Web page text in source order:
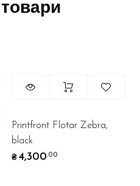
Printfront Flotar Zebra,
black
₴ 4,300.00